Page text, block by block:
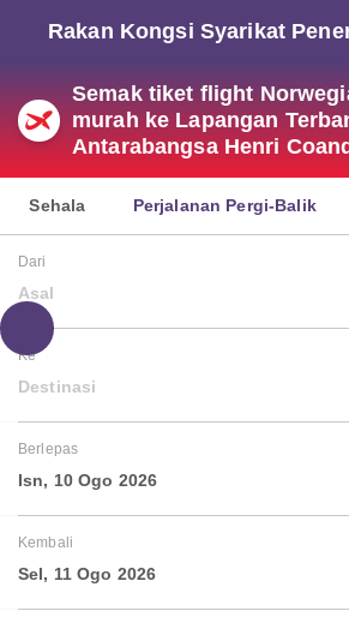
Rakan Kongsi Syarikat
Semak tiket flight
murah ke Lapangan
Antarabangsa Henri
Sehala Perjalanan Pergi-Balik
Dari
Asal
Ke
Destinasi
Berlepas
Isn, 10 Ogo 2026
Kembali
Sel, 11 Ogo 2026